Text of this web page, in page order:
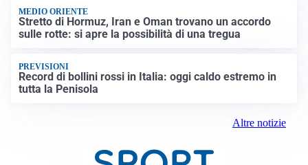
MEDIO ORIENTE
Stretto di Hormuz, Iran e Oman trovano un accordo
sulle rotte: si apre la possibilità di una tregua
PREVISIONI
Record di bollini rossi in Italia: oggi caldo estremo in
tutta la Penisola
Altre notizie